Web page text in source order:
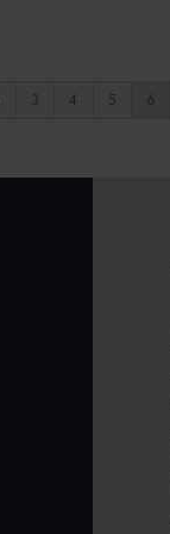
3 4 5 6